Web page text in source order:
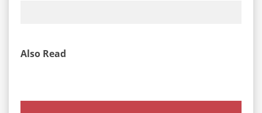
Also Read